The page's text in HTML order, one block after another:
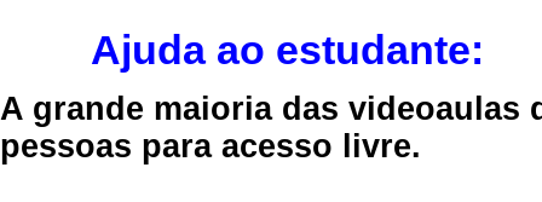
Ajuda ao estudante:
A grande maioria das videoaulas
pessoas para acesso livre.